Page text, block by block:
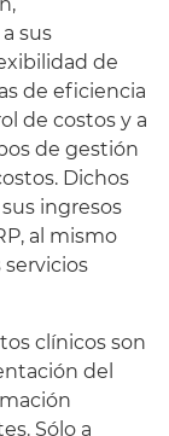
sus
de
de eficiencia
de costos y a
de gestión
Dichos
ingresos
al mismo
clínicos son
del
Sólo a